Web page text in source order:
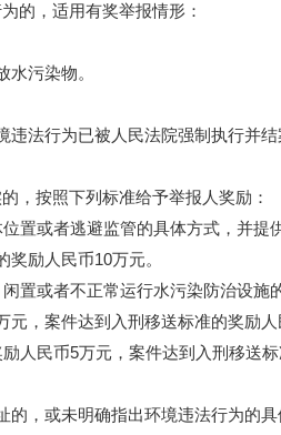
的，适用有奖举报情形：
污染物。
行为已被人民法院强制执行并
按照下列标准给予举报人奖励：
或者逃避监管的具体方式，并提
励人民币10万元。
或者不正常运行水污染防治设施
，案件达到入刑移送标准的奖励人
民币5万元，案件达到入刑移送标
或未明确指出环境违法行为的